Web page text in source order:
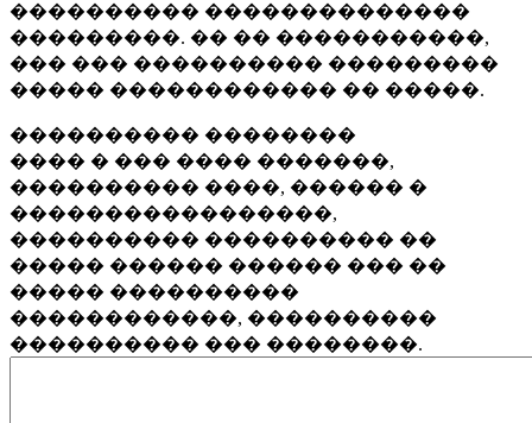
���������� ��������������
���������. �� �� �����������,
��� ��� ���������� ���������
����� ������������ �� �����.
���������� ��������
���� � ��� ���� �������,
���������� ����, ������ �
�����������������,
���������� ���������� ��
����� ������ ������ ��� ��
����� ����������
������������, ����������
���������� ��� ��������.